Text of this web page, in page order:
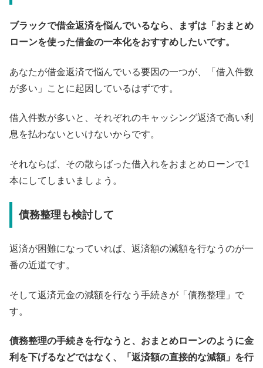
ブラックで借金返済を悩んでいるなら、まずは「おまとめ
ローンを使った借金の一本化をおすすめしたいです。
あなたが借金返済で悩んでいる要因の一つが、「借入件数
が多い」ことに起因しているはずです。
借入件数が多いと、それぞれのキャッシング返済で高い利
息を払わないといけないからです。
それならば、その散らばった借入れをおまとめローンで1
本にしてしまいましょう。
債務整理も検討して
返済が困難になっていれば、返済額の減額を行なうのが一
番の近道です。
そして返済元金の減額を行なう手続きが「債務整理」で
す。
債務整理の手続きを行なうと、おまとめローンのように金
利を下げるなどではなく、「返済額の直接的な減額」を行